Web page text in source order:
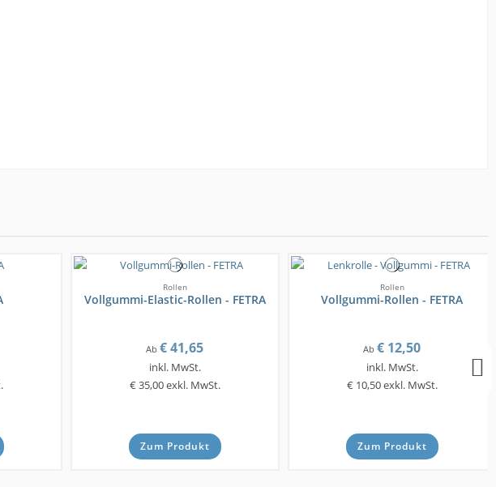
Rollen
Vollgummi-Elastic-Rollen - FETRA
Ab€ 41,65
inkl. MwSt.
€ 35,00exkl. MwSt.
Zum Produkt
Rollen
Vollgummi-Rollen - FETRA
Ab€ 12,50
inkl. MwSt.
€ 10,50exkl. MwSt.
Zum Produkt